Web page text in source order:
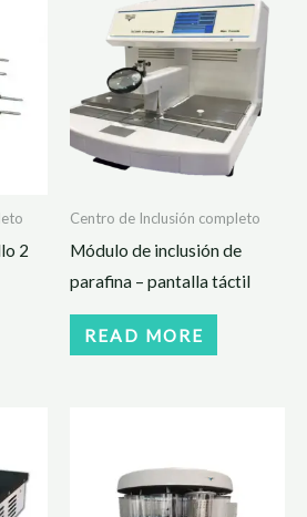
2
Centro de Inclusión completo
Módulo de inclusión de
parafina – pantalla táctil
READ MORE